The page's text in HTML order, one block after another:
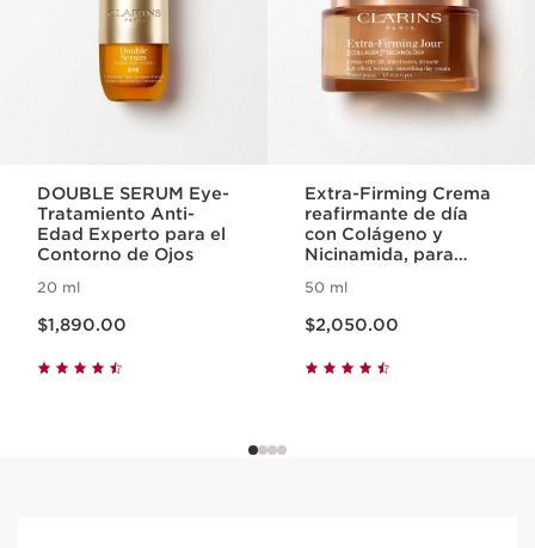
DOUBLE SERUM Eye-
Tratamiento Anti-
Edad Experto para el
Contorno de Ojos
20 ml
$1,890.00
Extra-Firming Crema
reafirmante de día
con Colágeno y
Nicinamida, para
50 ml
$2,050.00